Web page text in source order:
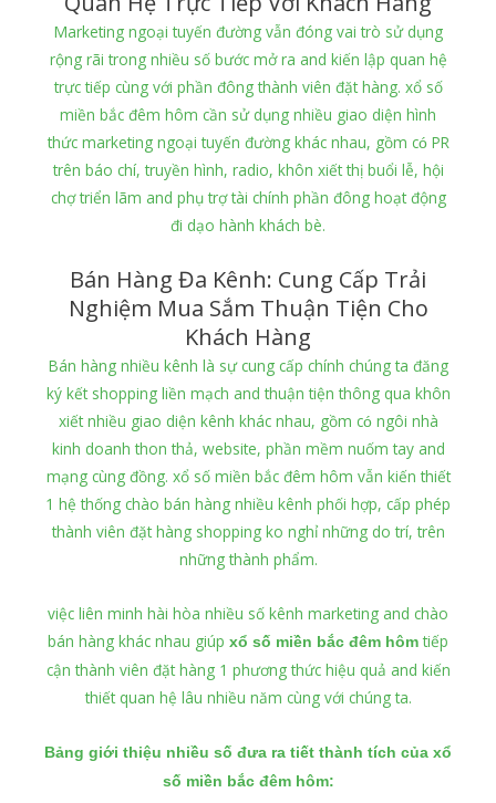
Marketing ngoại tuyến đường vẫn đóng vai trò sử dụng
rộng rãi trong nhiều số bước mở ra and kiến lập quan hệ
trực tiếp cùng với phần đông thành viên đặt hàng. xổ số
miền bắc đêm hôm cần sử dụng nhiều giao diện hình
thức marketing ngoại tuyến đường khác nhau, gồm có PR
trên báo chí, truyền hình, radio, khôn xiết thị buổi lễ, hội
chợ triển lãm and phụ trợ tài chính phần đông hoạt động
đi dạo hành khách bè.
Bán Hàng Đa Kênh: Cung Cấp Trải
Nghiệm Mua Sắm Thuận Tiện Cho
Khách Hàng
Bán hàng nhiều kênh là sự cung cấp chính chúng ta đăng
ký kết shopping liền mạch and thuận tiện thông qua khôn
xiết nhiều giao diện kênh khác nhau, gồm có ngôi nhà
kinh doanh thon thả, website, phần mềm nuốm tay and
mạng cùng đồng. xổ số miền bắc đêm hôm vẫn kiến thiết
1 hệ thống chào bán hàng nhiều kênh phối hợp, cấp phép
thành viên đặt hàng shopping ko nghỉ những do trí, trên
những thành phẩm.
việc liên minh hài hòa nhiều số kênh marketing and chào
bán hàng khác nhau giúp xổ số miền bắc đêm hôm tiếp
cận thành viên đặt hàng 1 phương thức hiệu quả and kiến
thiết quan hệ lâu nhiều năm cùng với chúng ta.
Bảng giới thiệu nhiều số đưa ra tiết thành tích của xổ
số miền bắc đêm hôm: